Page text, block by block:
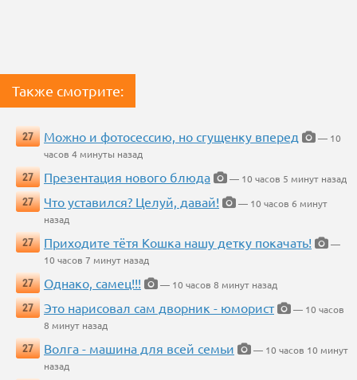
Также смотрите:
27 Можно и фотосессию, но сгущенку вперед
— 10
часов 4 минуты назад
27
Презентация нового блюда
— 10 часов 5 минут назад
27
Что уставился? Целуй, давай!
— 10 часов 6 минут
назад
27
Приходите тётя Кошка нашу детку покачать!
—
10 часов 7 минут назад
27
Однако, самец!!!
— 10 часов 8 минут назад
27
Это нарисовал сам дворник - юморист
— 10 часов
8 минут назад
27
Волга - машина для всей семьи
— 10 часов 10 минут
назад